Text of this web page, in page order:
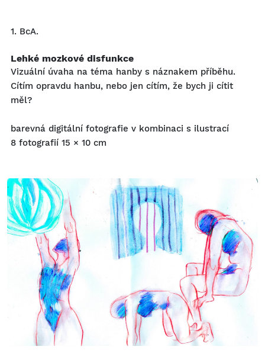
1. BcA.
Lehké mozkové disfunkce
Vizuální úvaha na téma hanby s náznakem příběhu.
Cítím opravdu hanbu, nebo jen cítím, že bych ji cítit
měl?
barevná digitální fotografie v kombinaci s ilustrací
8 fotografií 15 × 10 cm